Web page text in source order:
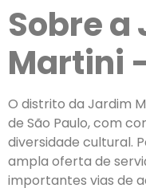
Sobre
Martini
O distrito da Jardim
de São Paulo, com
diversidade cultural.
ampla oferta de
importantes vias de